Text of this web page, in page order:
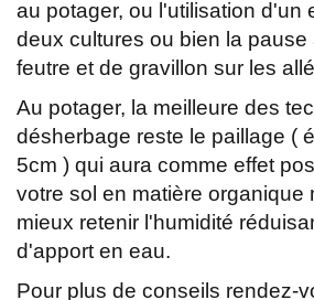
au potager, ou l'utilisation d'un
deux cultures ou bien la
feutre et de gravillon sur les
Au potager, la meilleure des
désherbage reste le paillage (
5cm ) qui aura comme effet
votre sol en matière organique
mieux retenir l'humidité
d'apport en eau.
Pour plus de conseils rendez-